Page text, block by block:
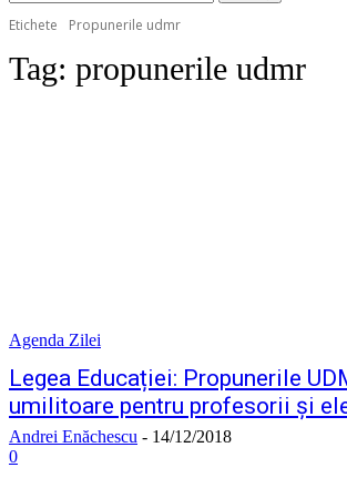
Etichete Propunerile udmr
Tag: propunerile udmr
Agenda Zilei
Legea Educației: Propunerile
umilitoare pentru profesorii și
Andrei Enăchescu - 14/12/2018
0